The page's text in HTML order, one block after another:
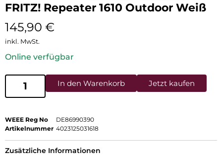
FRITZ! Repeater 1610 Outdoor Weiß
145,90 €
inkl. MwSt.
Online verfügbar
In den Warenkorb Jetzt kaufen
WEEE Reg No
DE86990390
Artikelnummer 4023125031618
Zusätzliche Informationen